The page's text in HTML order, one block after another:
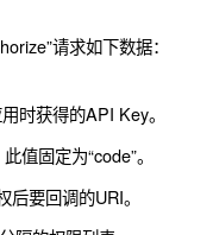
请求如下数据：
时获得的API Key。
值固定为“code”。
后要回调的URI。